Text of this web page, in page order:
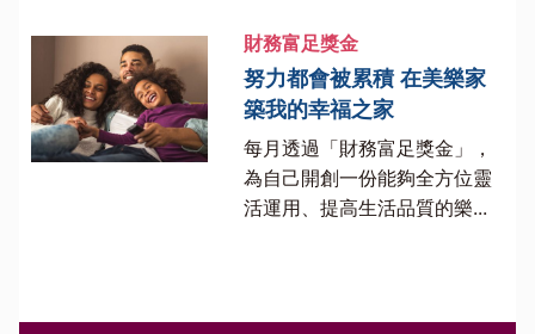
財務富足獎金
努力都會被累積 在美樂家
築我的幸福之家
每月透過「財務富足獎金」，
為自己開創一份能夠全方位靈
活運用、提高生活品質的樂...